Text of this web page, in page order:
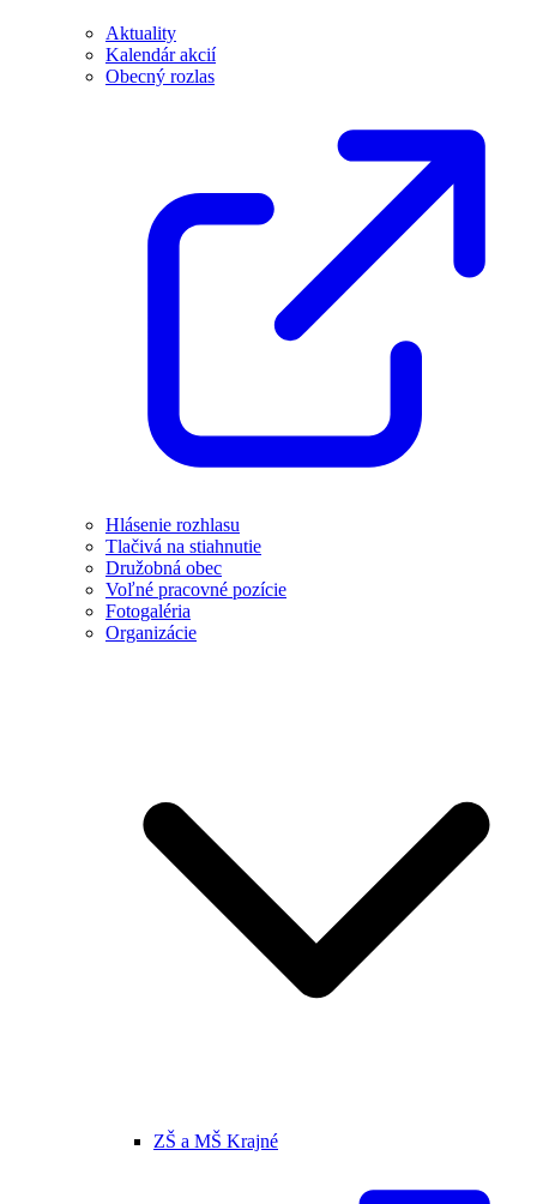
Aktuality
Kalendár akcií
Obecný rozlas
Hlásenie rozhlasu
Tlačivá na stiahnutie
Družobná obec
Voľné pracovné pozície
Fotogaléria
Organizácie
ZŠ a MŠ Krajné